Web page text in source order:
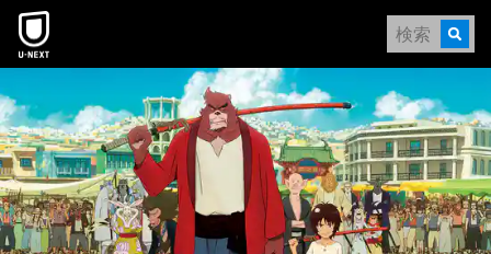
本文へスキップ